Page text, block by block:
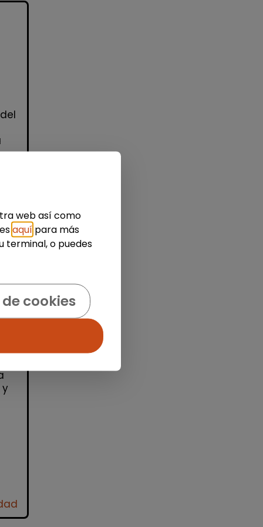
web así como
aquí para más
terminal, o puedes
cookies